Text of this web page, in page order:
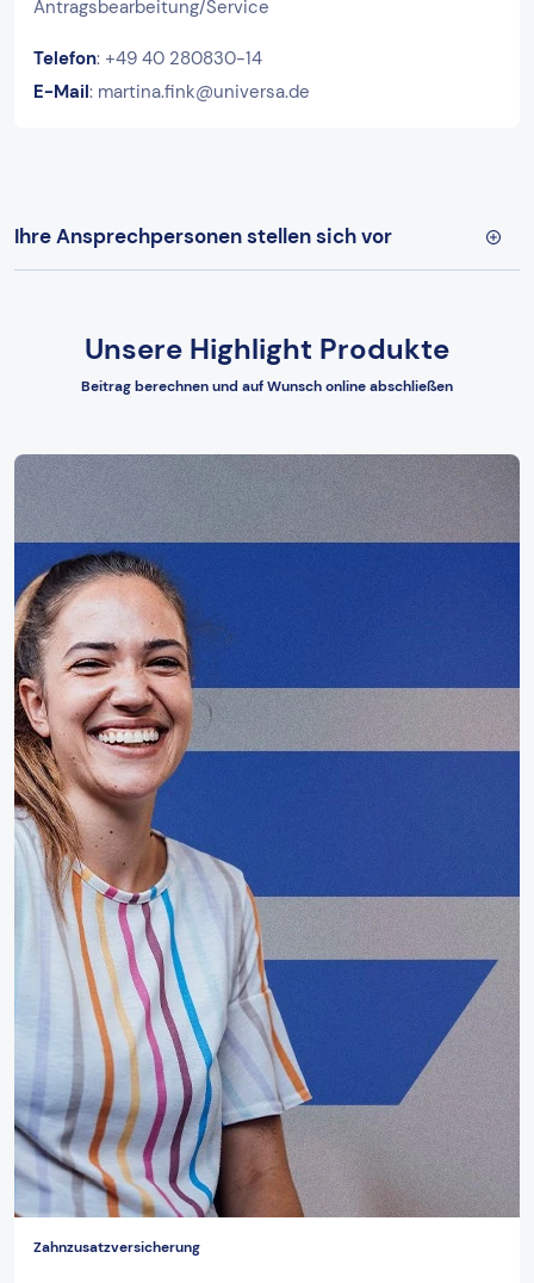
Antragsbearbeitung/Service
Telefon: +49 40 280830-14
E-Mail: martina.fink@universa.de
Ihre Ansprechpersonen stellen sich vor
Unsere Highlight Produkte
Beitrag berechnen und auf Wunsch online abschließen
Zahnzusatzversicherung